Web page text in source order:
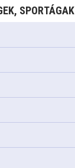
SPORTÁGAK